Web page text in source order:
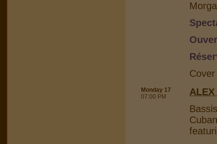
Monday 17
07:00 PM